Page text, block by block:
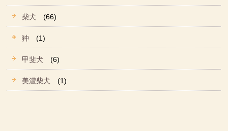
柴犬 (66)
狆 (1)
甲斐犬 (6)
美濃柴犬 (1)